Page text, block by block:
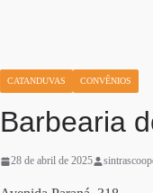
CATANDUVAS CONVÊNIOS
Barbearia
28 de abril de 2025